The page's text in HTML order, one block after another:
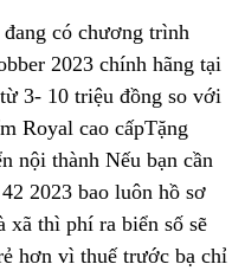
có chương trình
2023 chính hãng tại
3- 10 triệu đồng so với
Royal khách
hàng
cao cấpTặng
nội thành đặt
hàng
Nếu bạn cần
2023 có
nên
chọn
bao luôn hồ sơ
xã thì phí ra biển số sẽ
hơn vì thuế trước bạ chỉ